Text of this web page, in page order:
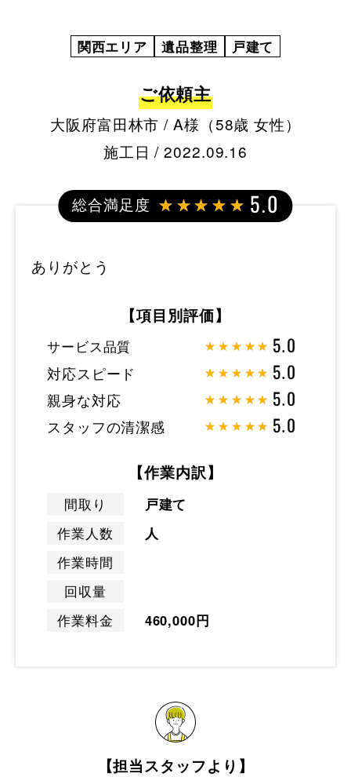
関西エリア 遺品整理 戸建て
ご依頼主
大阪府富田林市 / A様（58歳 女性）
施工日 / 2022.09.16
総合満足度 5.0
ありがとう
【項目別評価】
サービス品質 5.0
対応スピード 5.0
親身な対応 5.0
スタッフの清潔感 5.0
【作業内訳】
間取り
戸建て
作業人数
人
作業時間
回収量
作業料金
460,000円
【担当スタッフより】